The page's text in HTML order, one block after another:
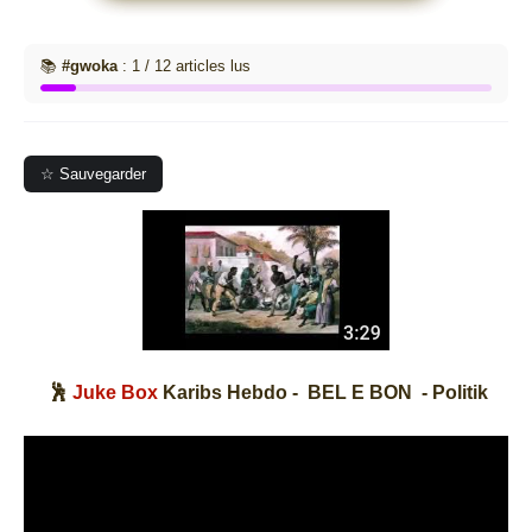
📚 #gwoka : 1 / 12 articles lus
☆ Sauvegarder
🕺 Juke Box Karibs Hebdo - BEL E BON - Politik